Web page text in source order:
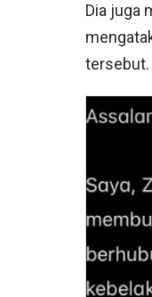
Dia juga
tersebut.